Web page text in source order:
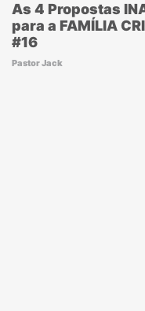
As 4 Propostas
para a FAMÍLIA
#16
Pastor Jack